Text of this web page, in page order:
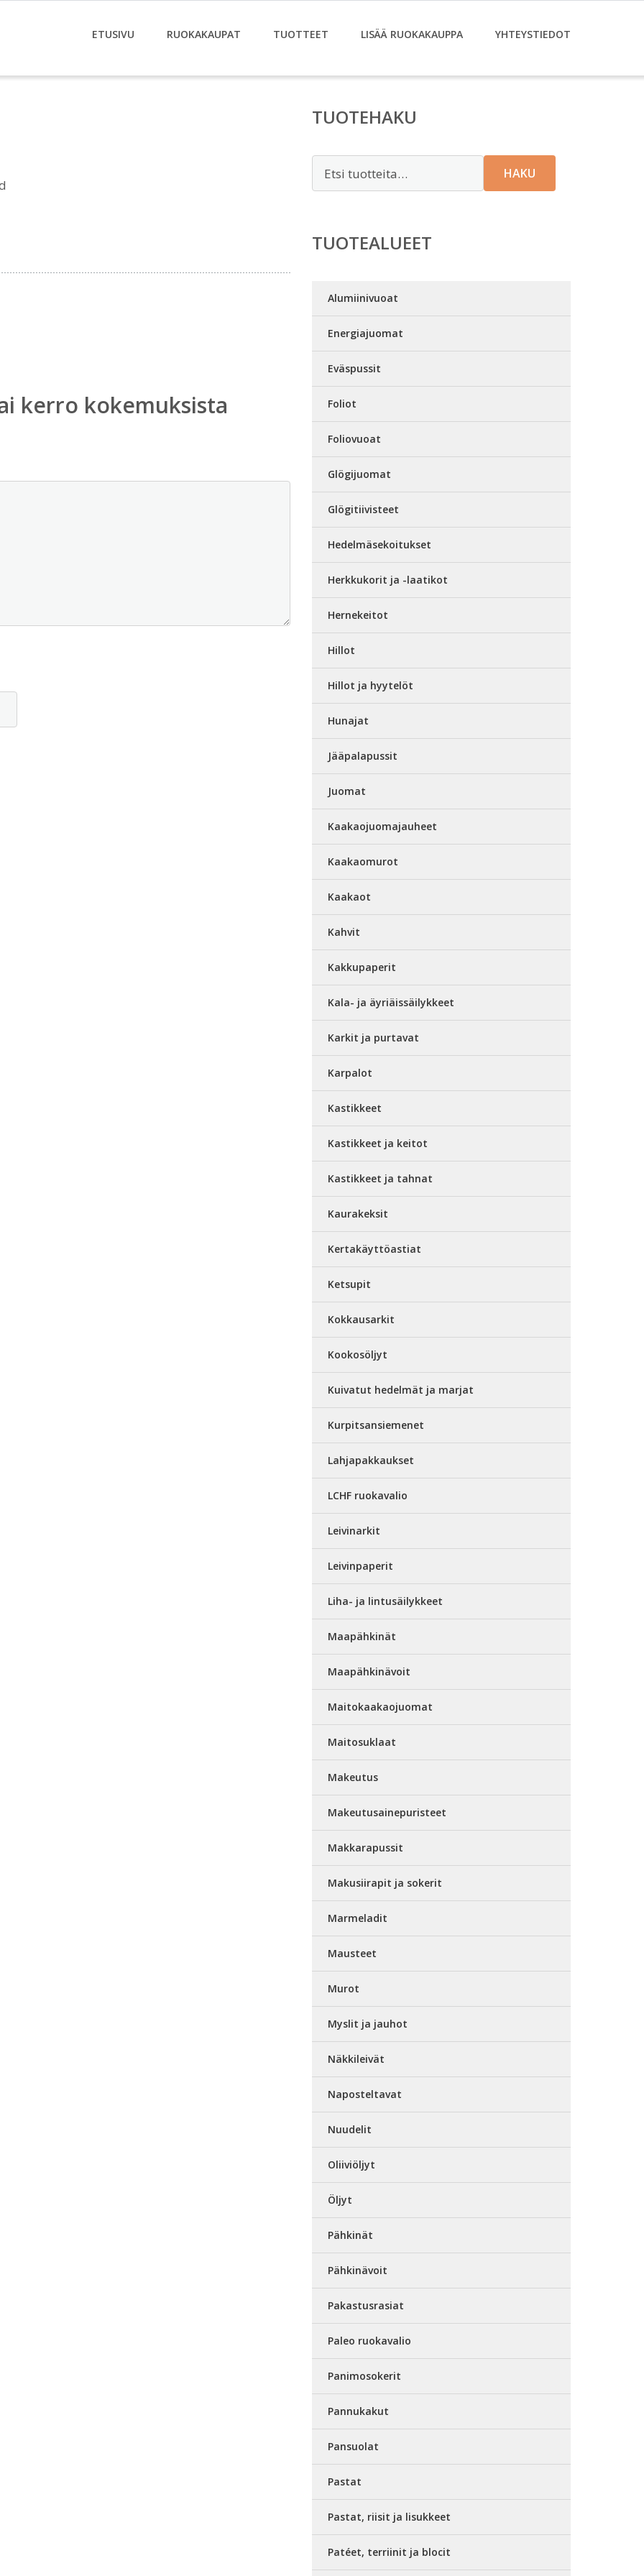
ETUSIVU RUOKAKAUPAT TUOTTEET LISÄÄ RUOKAKAUPPA YHTEYSTIEDOT
kerro kokemuksista
TUOTEHAKU
HAKU
TUOTEALUEET
Alumiinivuoat
Energiajuomat
Eväspussit
Foliot
Foliovuoat
Glögijuomat
Glögitiivisteet
Hedelmäsekoitukset
Herkkukorit ja -laatikot
Hernekeitot
Hillot
Hillot ja hyytelöt
Hunajat
Jääpalapussit
Juomat
Kaakaojuomajauheet
Kaakaomurot
Kaakaot
Kahvit
Kakkupaperit
Kala- ja äyriäissäilykkeet
Karkit ja purtavat
Karpalot
Kastikkeet
Kastikkeet ja keitot
Kastikkeet ja tahnat
Kaurakeksit
Kertakäyttöastiat
Ketsupit
Kokkausarkit
Kookosöljyt
Kuivatut hedelmät ja marjat
Kurpitsansiemenet
Lahjapakkaukset
LCHF ruokavalio
Leivinarkit
Leivinpaperit
Liha- ja lintusäilykkeet
Maapähkinät
Maapähkinävoit
Maitokaakaojuomat
Maitosuklaat
Makeutus
Makeutusainepuristeet
Makkarapussit
Makusiirapit ja sokerit
Marmeladit
Mausteet
Murot
Myslit ja jauhot
Näkkileivät
Naposteltavat
Nuudelit
Oliiviöljyt
Öljyt
Pähkinät
Pähkinävoit
Pakastusrasiat
Paleo ruokavalio
Panimosokerit
Pannukakut
Pansuolat
Pastat
Pastat, riisit ja lisukkeet
Patéet, terriinit ja blocit